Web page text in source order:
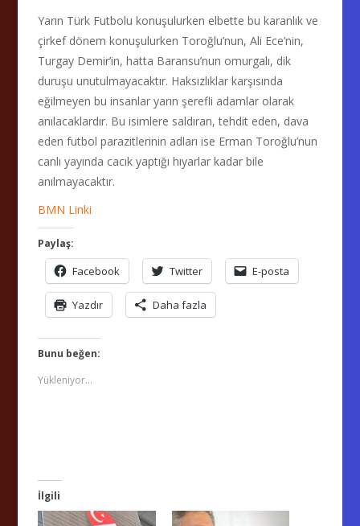
Yarın Türk Futbolu konuşulurken elbette bu karanlık ve
çirkef dönem konuşulurken Toroğlu’nun, Ali Ece’nin,
Turgay Demir’in, hatta Baransu’nun omurgalı, dik
duruşu unutulmayacaktır. Haksızlıklar karşısında
eğilmeyen bu insanlar yarın şerefli adamlar olarak
anılacaklardır. Bu isimlere saldıran, tehdit eden, dava
eden futbol parazitlerinin adları ise Erman Toroğlu’nun
canlı yayında cacık yaptığı hıyarlar kadar bile
anılmayacaktır.
BMN Linki
Paylaş:
Facebook Twitter E-posta
Yazdır Daha fazla
Bunu beğen:
Yükleniyor...
İlgili